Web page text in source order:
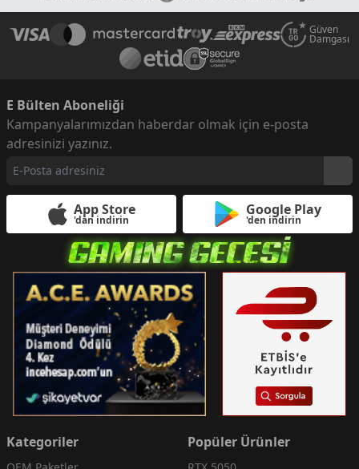
Güven
Damgası
E Bülten Aboneliği
Kampanyalarımızdan haberdar olmak için e-posta
adresinizi yazınız.
App Store
'dan indirin
Google Play
'den indirin
Kategoriler Popüler Ürünler